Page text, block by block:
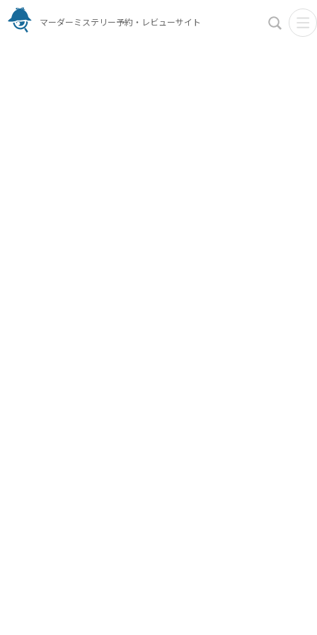
マーダーミステリー予約・レビューサイト